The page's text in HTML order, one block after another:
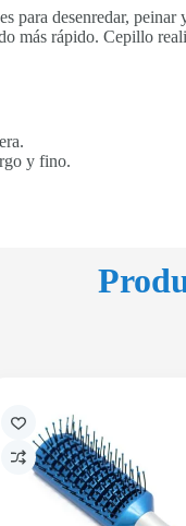
para desenredar,
más rápido. Cepillo
y fino.